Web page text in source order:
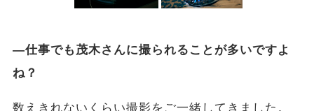
―仕事でも茂木さんに撮られることが多いですよ
ね？
数えきれないくらい撮影をご一緒してきました。